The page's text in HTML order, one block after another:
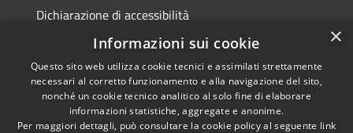
Dichiarazione di accessibilità
Obiettivi di accessibilità
RSS
Copyright © 2026 • Comune di
×
Informazioni sui cookie
Questo sito web utilizza cookie tecnici e assimilati strettamente
necessari al corretto funzionamento e alla navigazione del sito,
nonché un cookie tecnico analitico al solo fine di elaborare
informazioni statistiche, aggregate e anonime.
Per maggiori dettagli, può consultare la cookie policy al seguente link